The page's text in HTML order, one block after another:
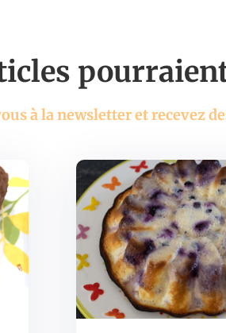
à la newsletter et recevez